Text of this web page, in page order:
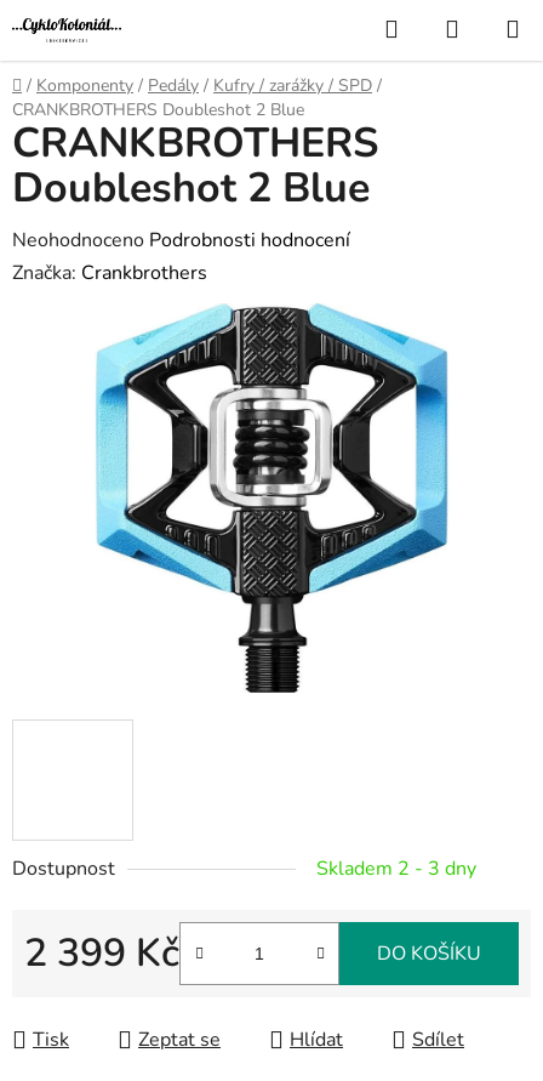
Přejít
na
obsah
Hledat
KOŠÍK
Domů
/ Komponenty / Pedály / Kufry / zarážky / SPD /
CRANKBROTHERS Doubleshot 2 Blue
Dostupnost Skladem 2 - 3 dny
2 399 Kč DO KOŠÍKU
Tisk Zeptat se Hlídat Sdílet
CRANKBROTHERS
Doubleshot 2 Blue
Průměrné
hodnocení
Neohodnoceno Podrobnosti hodnocení
Značka: Crankbrothers